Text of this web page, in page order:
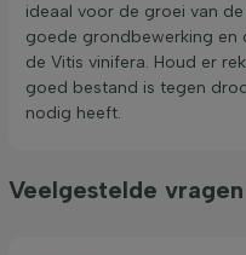
ideaal voor de groei van
goede grondbewerking en
de Vitis vinifera. Houd er
goed bestand is tegen
nodig heeft.
Veelgestelde